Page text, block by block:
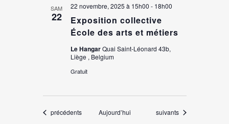
SAM
22
Exposition collective
École des arts et métiers
22 novembre, 2025 à 15h00 - 18h00
Le HangarQuai Saint-Léonard 43b,
Liège , Belgium
Gratuit
Évènements
précédents Aujourd’hui Évènements
suivants